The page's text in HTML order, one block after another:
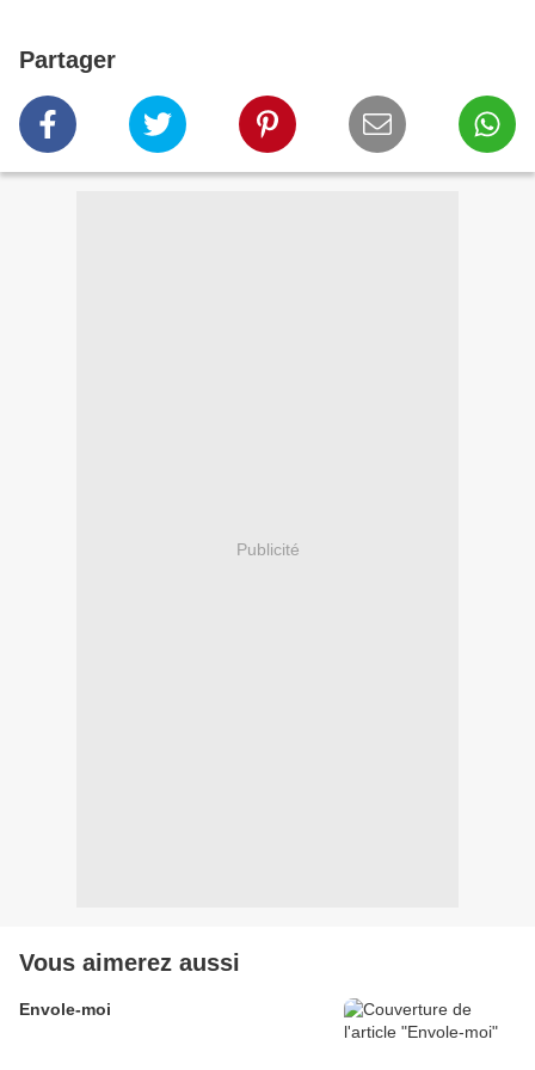
Partager
Publicité
Vous aimerez aussi
Envole-moi